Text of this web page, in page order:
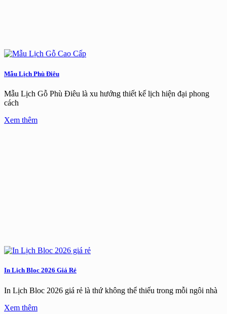
Mẫu Lịch Phù Điêu
Mẫu Lịch Gỗ Phù Điêu là xu hướng thiết kế lịch hiện đại phong
cách
Xem thêm
In Lịch Bloc 2026 Giá Rẻ
In Lịch Bloc 2026 giá rẻ là thứ không thể thiếu trong mỗi ngôi nhà
Xem thêm